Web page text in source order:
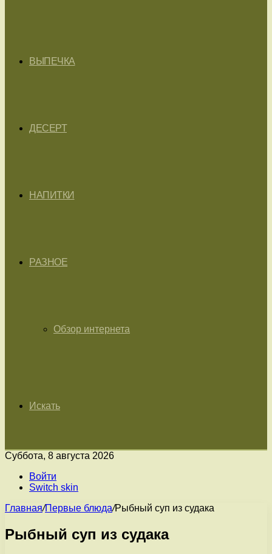
ВЫПЕЧКА
ДЕСЕРТ
НАПИТКИ
РАЗНОЕ
Обзор интернета
Искать
Суббота, 8 августа 2026
Войти
Switch skin
Главная/Первые блюда/Рыбный суп из судака
Рыбный суп из судака